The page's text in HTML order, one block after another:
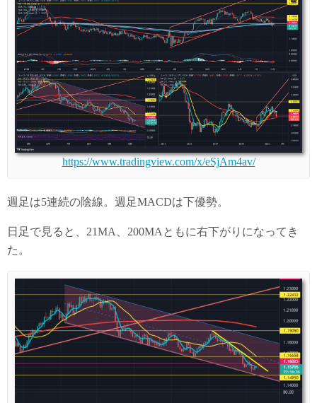
https://www.tradingview.com/x/eSjAm4av/
週足は5連続の陰線。週足MACDは下優勢。
日足で見ると、21MA、200MAともに右下がりになってき
た。